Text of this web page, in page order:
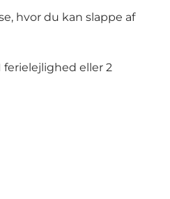
hvor du kan slappe af
eller 2